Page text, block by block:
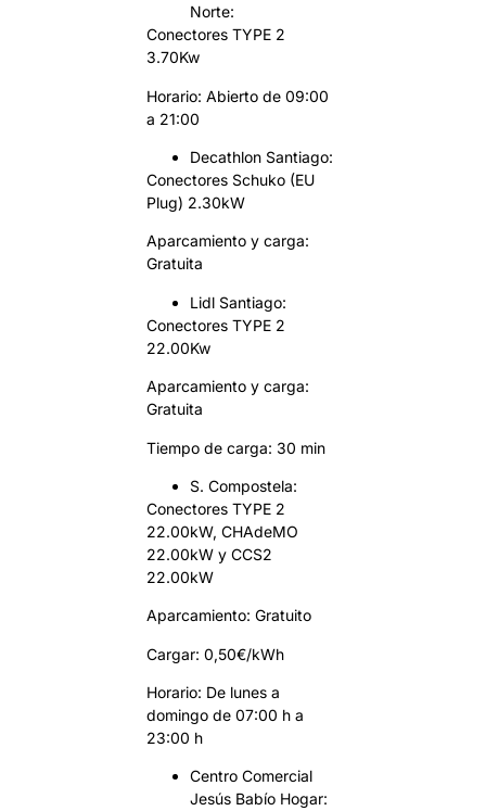
Norte:
Conectores TYPE 2
3.70Kw
Horario: Abierto de 09:00
a 21:00
Decathlon Santiago:
Conectores Schuko (EU
Plug) 2.30kW
Aparcamiento y carga:
Gratuita
Lidl Santiago:
Conectores TYPE 2
22.00Kw
Aparcamiento y carga:
Gratuita
Tiempo de carga: 30 min
S. Compostela:
Conectores TYPE 2
22.00kW, CHAdeMO
22.00kW y CCS2
22.00kW
Aparcamiento: Gratuito
Cargar: 0,50€/kWh
Horario: De lunes a
domingo de 07:00 h a
23:00 h
Centro Comercial
Jesús Babío Hogar: